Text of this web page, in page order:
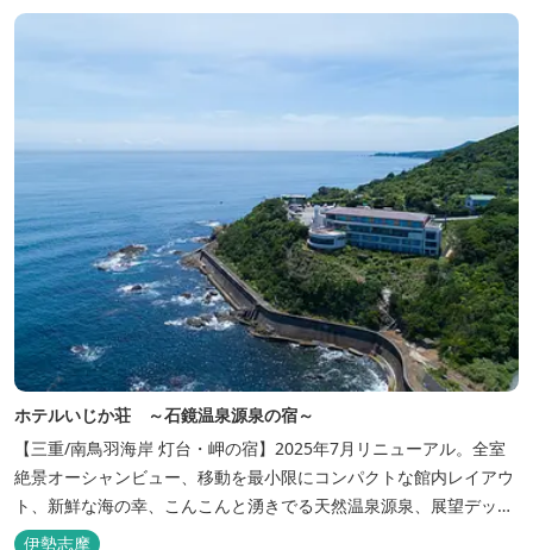
ホテルいじか荘 ～石鏡温泉源泉の宿～
【三重/南鳥羽海岸 灯台・岬の宿】2025年7月リニューアル。全室
絶景オーシャンビュー、移動を最小限にコンパクトな館内レイアウ
ト、新鮮な海の幸、こんこんと湧きでる天然温泉源泉、展望デッ
キ〜いじか灯台テラス〜からの眺望が自慢のリトリートホテル。
伊勢志摩